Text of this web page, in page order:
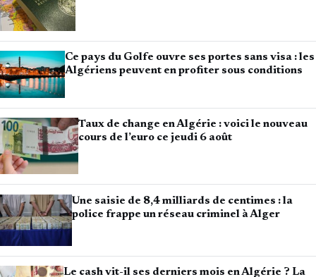
Ce pays du Golfe ouvre ses portes sans visa : les
Algériens peuvent en profiter sous conditions
Taux de change en Algérie : voici le nouveau
cours de l’euro ce jeudi 6 août
Une saisie de 8,4 milliards de centimes : la
police frappe un réseau criminel à Alger
Le cash vit-il ses derniers mois en Algérie ? La